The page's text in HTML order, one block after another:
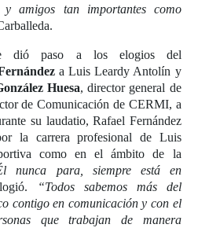
y amigos tan importantes como
se dió paso a los elogios del
a Luis Leardy Antolín y
Huesa, director general de
de Comunicación de CERMI, a
su laudatio, Rafael Fernández
la carrera profesional de Luis
como en el ámbito de la
nunca para, siempre está en
“Todos sabemos más del
contigo en comunicación y con el
que trabajan de manera